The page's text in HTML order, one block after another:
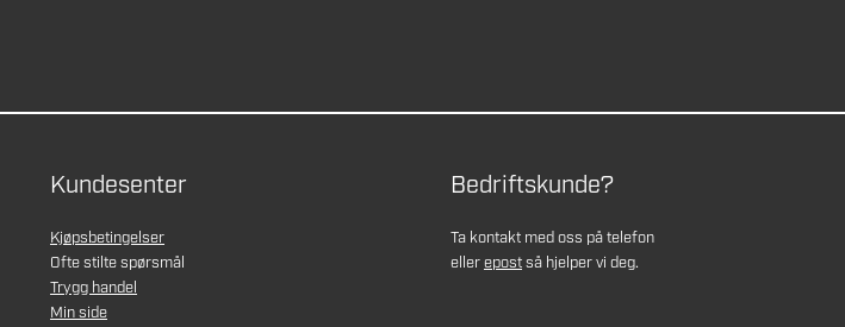
Kundesenter
Kjøpsbetingelser
Ofte stilte spørsmål
Trygg handel
Min side
Bedriftskunde?
Ta kontakt med oss på telefon
ellerepostså hjelper vi deg.